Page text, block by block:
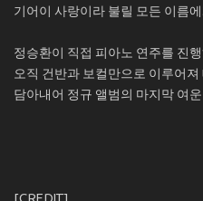
기어이 사랑이라 불릴 모든 이름
정승환이 직접 피아노 연주를 진
오직 건반과 보컬만으로 이루어
담아내어 정규 앨범의 마지막 여